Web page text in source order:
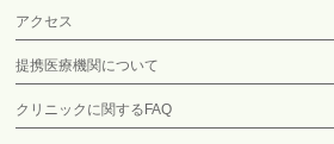
アクセス
提携医療機関について
クリニックに関するFAQ